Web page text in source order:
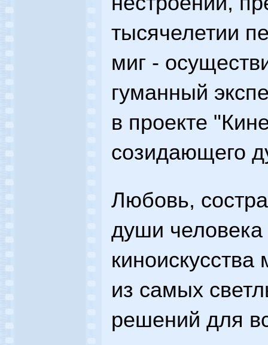
тысячелетии
миг -
гуманный
в проекте
созидающего
Любовь,
души человека
из самых
решений для